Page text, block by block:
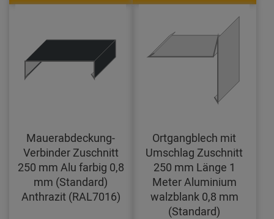
Mauerabdeckung-
Verbinder Zuschnitt
250 mm Alu farbig 0,8
mm (Standard)
Anthrazit (RAL7016)
Ortgangblech mit
Umschlag Zuschnitt
250 mm Länge 1
Meter Aluminium
walzblank 0,8 mm
(Standard)